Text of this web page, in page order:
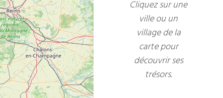
Cliquez sur une
ville ou un
village de la
carte pour
découvrir ses
trésors.